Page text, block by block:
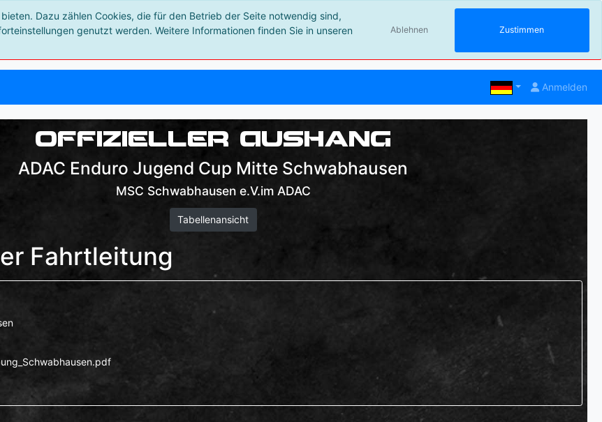
Dazu zählen Cookies, die für den Betrieb der Seite notwendig sind,
genutzt werden. Weitere Informationen finden Sie in unseren
Ablehnen Zustimmen
Anmelden
Offizieller Aushang
ADAC Enduro Jugend Cup Mitte Schwabhausen
MSC Schwabhausen e.V.im ADAC
Tabellenansicht
Fahrtleitung